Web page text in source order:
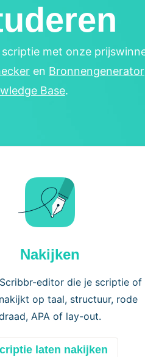
met onze
en Bronnengenerator
Base.
Nakijken
editor die je scriptie of
op taal, structuur, rode
APA of lay-out.
laten nakijken